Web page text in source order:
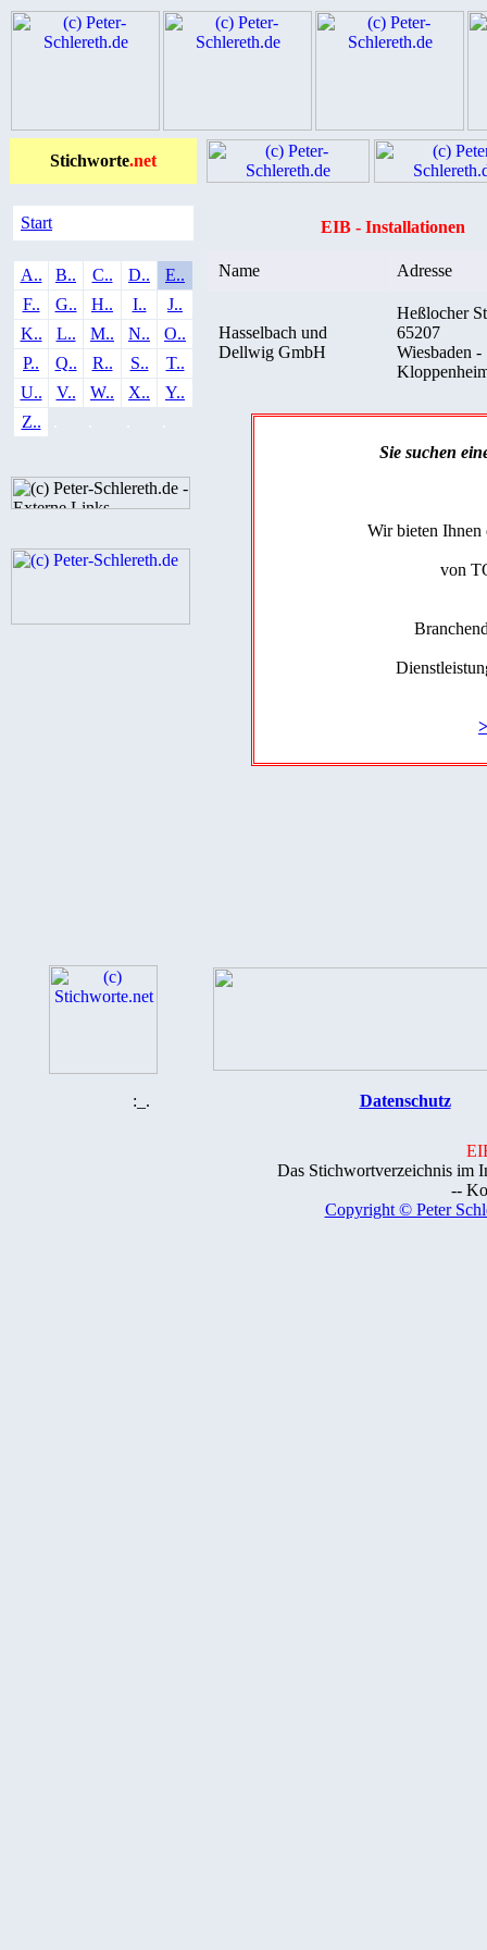
Stichworte.net
Start
A.. B.. C.. D..
E..
F..
G.. H.. I..
J..
K..
L.. M.. N..
O..
P..
Q.. R.. S..
T..
U..
V.. W.. X..
Y..
Z..
EIB - Installationen
Name Adresse
Hasselbach und
Dellwig GmbH
Heßlocher
65207
Wiesbaden -
Sie suchen
Wir bieten Ihnen
von
:_. Datenschutz
Das Stichwortverzeichnis im
--
Copyright © Peter